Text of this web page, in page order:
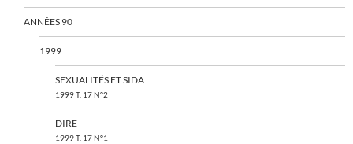
ANNÉES 90
1999
SEXUALITÉS ET SIDA
1999 T. 17 N°2
DIRE
1999 T. 17 N°1